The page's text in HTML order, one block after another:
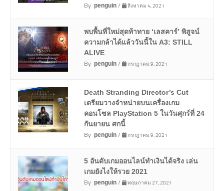
By penguin/ สิงหาคม 4, 2021
พบพื้นที่ใหม่สุดท้าทาย ‘เลสคาร์’ พิสูจน์
ความกล้าได้แล้ววันนี้ใน A3: STILL
ALIVE
By penguin/ กรกฎาคม 9, 2021
Death Stranding Director’s Cut
เตรียมวางจำหน่ายบนเครื่องเกม
คอนโซล PlayStation 5 ในวันศุกร์ที่ 24
กันยายน ศกนี้
By penguin/ กรกฎาคม 9, 2021
5 อันดับเกมออนไลน์ทำเงินได้จริง เล่น
เกมยังไงให้รวย 2021
By penguin/ พฤษภาคม 27, 2021